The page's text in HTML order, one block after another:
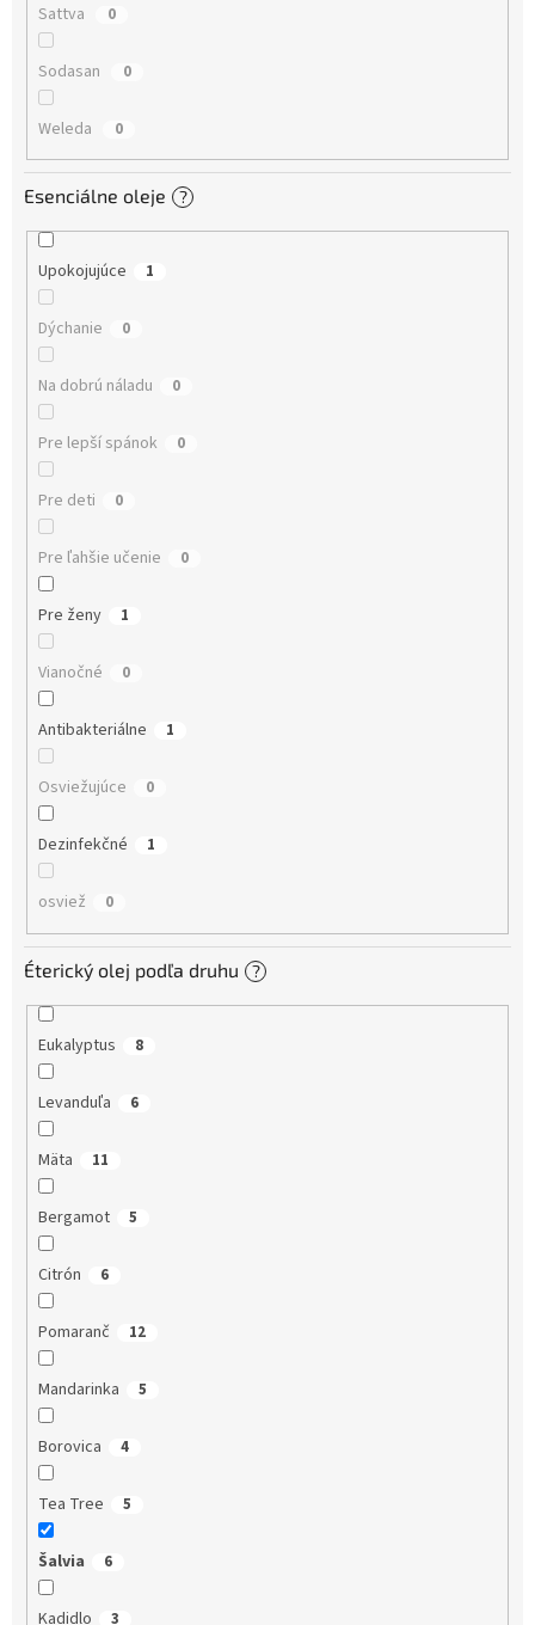
Sattva 0
Sodasan 0
Weleda 0
Esenciálne oleje ?
Upokojujúce 1
Dýchanie 0
Na dobrú náladu 0
Pre lepší spánok 0
Pre deti 0
Pre ľahšie učenie 0
Pre ženy 1
Vianočné 0
Antibakteriálne 1
Osviežujúce 0
Dezinfekčné 1
osviež 0
Éterický olej podľa druhu ?
Eukalyptus 8
Levanduľa 6
Mäta 11
Bergamot 5
Citrón 6
Pomaranč 12
Mandarinka 5
Borovica 4
Tea Tree 5
Šalvia 6
Kadidlo 3